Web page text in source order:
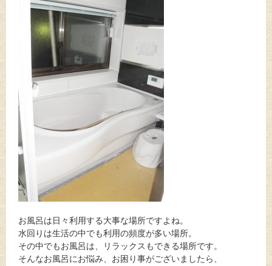
お風呂は日々利用する大事な場所ですよね。
水回りは生活の中でも利用の頻度が多い場所。
その中でもお風呂は、リラックスもできる場所です。
そんなお風呂にお悩み、お困り事がございましたら、